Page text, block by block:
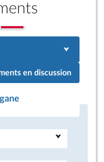
en discussion